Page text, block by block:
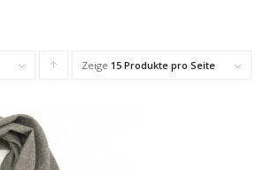
Klicke,
Produkte
Zeige 15 Produkte pro Seite